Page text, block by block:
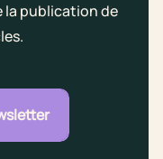
la publication de